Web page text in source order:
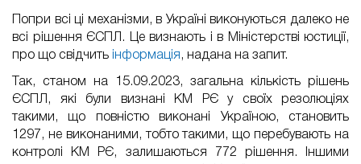
Попри всі ці механізми, в Україні виконуються далеко не
всі рішення ЄСПЛ. Це визнають і в Міністерстві юстиції,
про що свідчить
інформація , надана на запит.
Так, станом на 15.09.2023, загальна кількість рішень
ЄСПЛ, які були визнані КМ РЄ у своїх резолюціях
такими, що повністю виконані Україною, становить
1297, не виконаними, тобто такими, що перебувають на
контролі КМ РЄ, залишаються 772 рішення. Іншими